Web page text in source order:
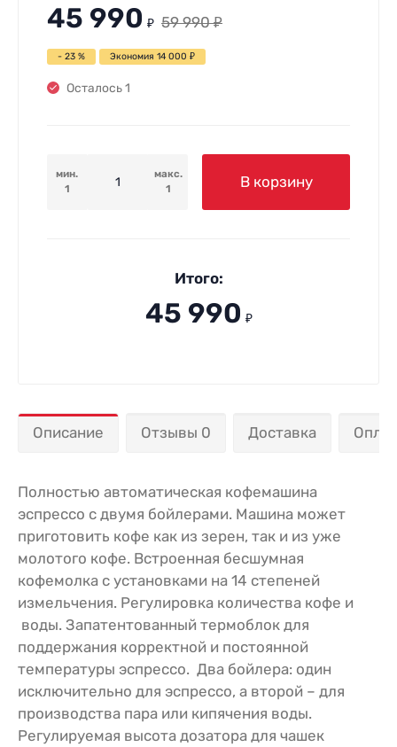
45 990 ₽ 59 990 ₽
- 23 % Экономия 14 000 ₽
Осталось 1
мин.
1
макс.
1
В корзину
Итого:
45 990 ₽
Описание Отзывы 0 Доставка
Полностью автоматическая кофемашина
эспрессо с двумя бойлерами. Машина может
приготовить кофе как из зерен, так и из уже
молотого кофе. Встроенная бесшумная
кофемолка с установками на 14 степеней
измельчения. Регулировка количества кофе и
воды. Запатентованный термоблок для
поддержания корректной и постоянной
температуры эспрессо. Два бойлера: один
исключительно для эспрессо, а второй – для
производства пара или кипячения воды.
Регулируемая высота дозатора для чашек